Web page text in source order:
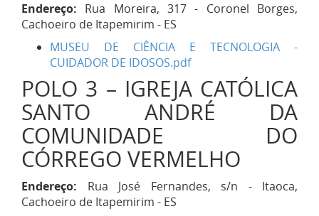
Endereço: Rua Moreira, 317 - Coronel Borges,
Cachoeiro de Itapemirim - ES
MUSEU DE CIÊNCIA E TECNOLOGIA -
CUIDADOR DE IDOSOS.pdf
POLO 3 – IGREJA CATÓLICA
SANTO ANDRÉ DA
COMUNIDADE DO
CÓRREGO VERMELHO
Endereço: Rua José Fernandes, s/n - Itaoca,
Cachoeiro de Itapemirim - ES